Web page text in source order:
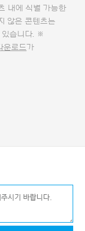
내에 식별 가능한
않은 콘텐츠는
있습니다. ※
운로드가